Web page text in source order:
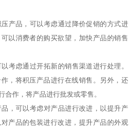
产品，可以考虑通过降价促销的方式进
以消费者的购买欲望，加快产品的销售
考虑通过开拓新的销售渠道进行处理。
，将积压产品进行在线销售。另外，还
合作，将产品进行批发或零售。
，可以考虑对产品进行改进，以提升产
产品的包装进行改进，提升产品的外观